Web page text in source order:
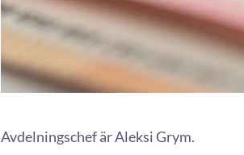
Avdelningschef är Aleksi Grym.